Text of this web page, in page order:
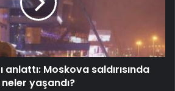
anlattı: Moskova saldırısında
neler yaşandı?